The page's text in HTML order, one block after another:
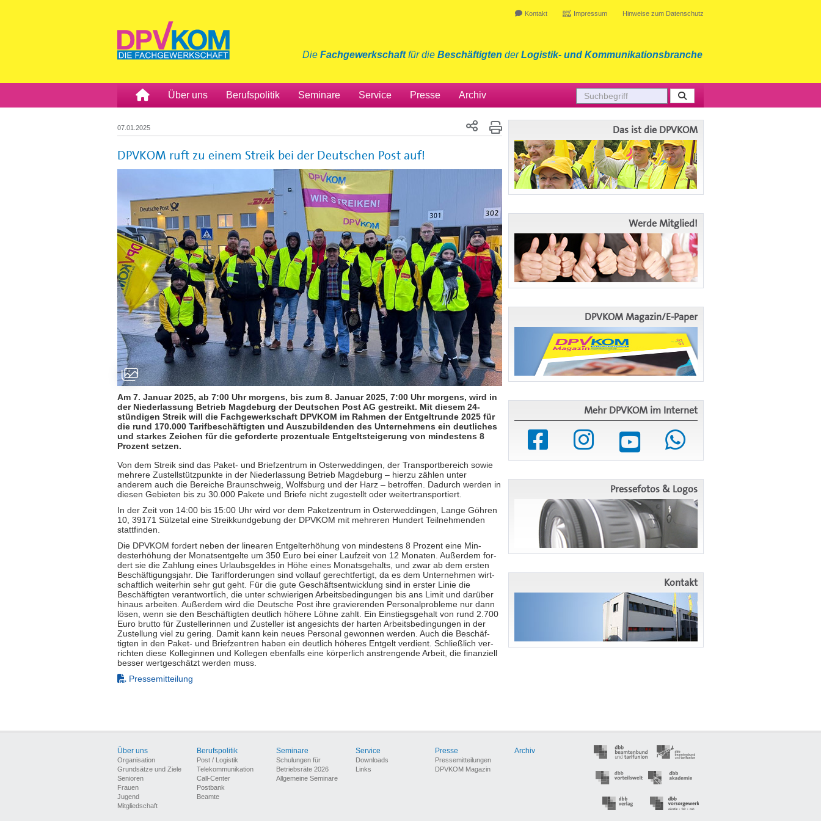
Kontakt Impressum Hinweise zum Datenschutz
Die Fachgewerkschaftfür die Beschäftigten derLogistik- und Kommunikationsbranche
Über uns Berufspolitik Seminare Service Presse Archiv
07.01.2025
DPVKOM ruft zu einem Streik bei der Deutschen Post auf!
Am 7. Januar 2025, ab 7:00 Uhr morgens, bis zum 8. Januar 2025, 7:00 Uhr morgens, wird in
der Niederlassung Betrieb Magdeburg der Deutschen Post AG gestreikt. Mit diesem 24-
stündigen Streik will die Fachgewerkschaft DPVKOM im Rahmen der Entgeltrunde 2025 für
die rund 170.000 Tarifbeschäftigten und Auszubildenden des Unternehmens ein deutliches
und starkes Zeichen für die geforderte prozentuale Entgeltsteigerung von mindestens 8
Prozent setzen.
Von dem Streik sind das Paket- und Briefzentrum in Osterweddingen, der Transportbereich sowie
mehrere Zustellstützpunkte in der Niederlassung Betrieb Magdeburg – hierzu zählen unter
anderem auch die Bereiche Braunschweig, Wolfsburg und der Harz – betroffen. Dadurch werden in
diesen Gebie­ten bis zu 30.000 Pakete und Briefe nicht zugestellt oder weitertrans­portiert.
In der Zeit von 14:00 bis 15:00 Uhr wird vor dem Paketzentrum in Osterweddingen, Lange Göhren
10, 39171 Sülzetal eine Streik­kundgebung der DPVKOM mit mehreren Hundert Teilnehmenden
stattfinden.
Die DPVKOM fordert neben der linearen Entgelterhöhung von mindestens 8 Prozent eine Min­
desterhöhung der Monatsentgelte um 350 Euro bei einer Laufzeit von 12 Monaten. Außerdem for­
dert sie die Zahlung eines Urlaubsgeldes in Höhe eines Monatsgehalts, und zwar ab dem ersten
Beschäftigungsjahr. Die Tarifforderungen sind vollauf gerechtfertigt, da es dem Unternehmen wirt­
schaftlich weiterhin sehr gut geht. Für die gute Geschäftsentwicklung sind in erster Linie die
Beschäftigten verantwortlich, die unter schwierigen Arbeitsbedingungen bis ans Limit und darüber
hinaus arbeiten. Außerdem wird die Deutsche Post ihre gravierenden Perso­nalprobleme nur dann
lösen, wenn sie den Beschäftigten deutlich höhere Löhne zahlt. Ein Einstiegsgehalt von rund 2.700
Euro brutto für Zustellerinnen und Zusteller ist angesichts der harten Arbeitsbedingungen in der
Zustellung viel zu gering. Damit kann kein neues Personal gewonnen werden. Auch die Beschäf­
tigten in den Paket- und Briefzentren haben ein deutlich höheres Entgelt verdient. Schließlich ver­
richten diese Kolleginnen und Kollegen ebenfalls eine körperlich anstrengende Arbeit, die finanziell
besser wertgeschätzt werden muss.
Pressemitteilung
Das ist die DPVKOM
Werde Mitglied!
DPVKOM Magazin/E-Paper
Mehr DPVKOM im Internet
Pressefotos & Logos
Kontakt
Über uns
Organisation
Grundsätze und Ziele
Senioren
Frauen
Jugend
Mitgliedschaft
Berufspolitik
Post / Logistik
Telekommunikation
Call-Center
Postbank
Beamte
Seminare
Schulungen für
Betriebsräte 2026
Allgemeine Seminare
Service
Downloads
Links
Presse
Pressemitteilungen
DPVKOM Magazin
Archiv